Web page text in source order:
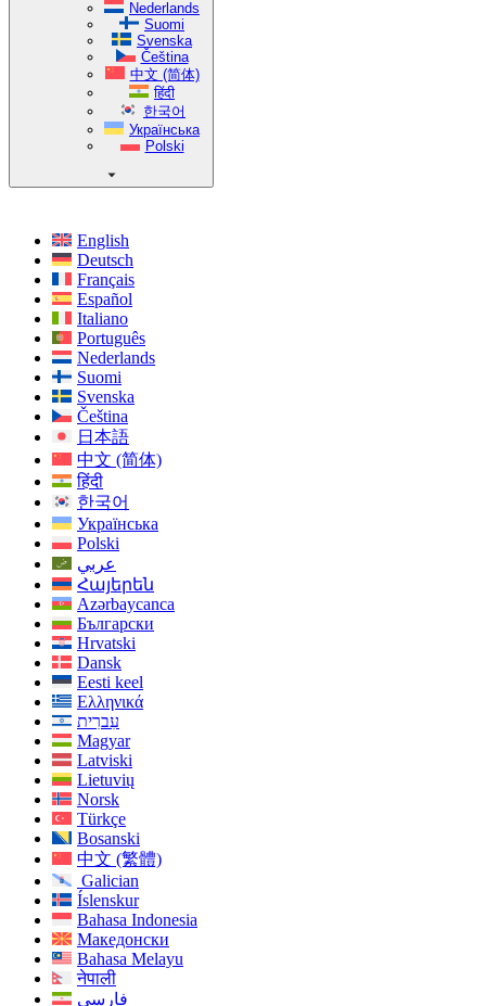
Nederlands
Suomi
Svenska
Čeština
中文 (简体)
हिंदी
한국어
Українська
Polski
English
Deutsch
Français
Español
Italiano
Português
Nederlands
Suomi
Svenska
Čeština
日本語
中文 (简体)
हिंदी
한국어
Українська
Polski
عربي
Հայերեն
Azərbaycanca
Български
Hrvatski
Dansk
Eesti keel
Ελληνικά
עִברִית
Magyar
Latviski
Lietuvių
Norsk
Türkçe
Bosanski
中文 (繁體)
Galician
Íslenskur
Bahasa Indonesia
Македонски
Bahasa Melayu
नेपाली
فارسی